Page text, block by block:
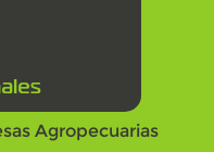
Agropecuarias